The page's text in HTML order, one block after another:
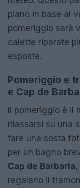
piano in base al
pomeriggio sarà
calette riparate
esposte.
Pomeriggio e
e Cap de
Il pomeriggio è il
rilassarsi su una
fare una sosta
per un bagno
Cap de Barbaria
regalano il